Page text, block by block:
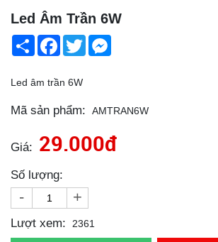
Led Âm Trần 6W
Share Facebook
Twitter
Led âm trần 6W
Mã sản phẩm: AMTRAN6W
Giá: 29.000đ
Số lượng:
- +
Lượt xem: 2361